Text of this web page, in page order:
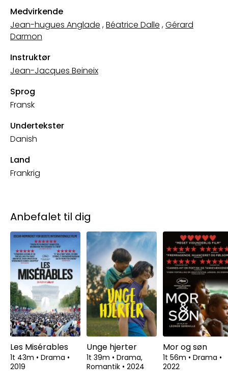
Medvirkende
Jean-hugues Anglade ,Béatrice Dalle ,Gérard
Darmon
Instruktør
Jean-Jacques Beineix
Sprog
Fransk
Undertekster
Danish
Land
Frankrig
Anbefalet til dig
Les Misérables
1t 43m • Drama •
2019
Unge hjerter
1t 39m • Drama,
Romantik • 2024
Mor og søn
1t 56m • Drama •
2022